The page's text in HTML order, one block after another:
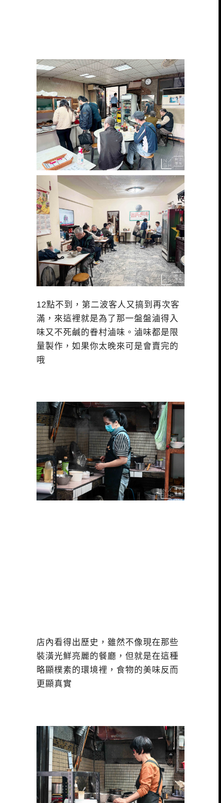
12點不到，第二波客人又搞到再次客
滿，來這裡就是為了那一盤盤滷得入
味又不死鹹的眷村滷味。滷味都是限
量製作，如果你太晚來可是會賣完的
哦
店內看得出歷史，雖然不像現在那些
裝潢光鮮亮麗的餐廳，但就是在這種
略顯樸素的環境裡，食物的美味反而
更顯真實